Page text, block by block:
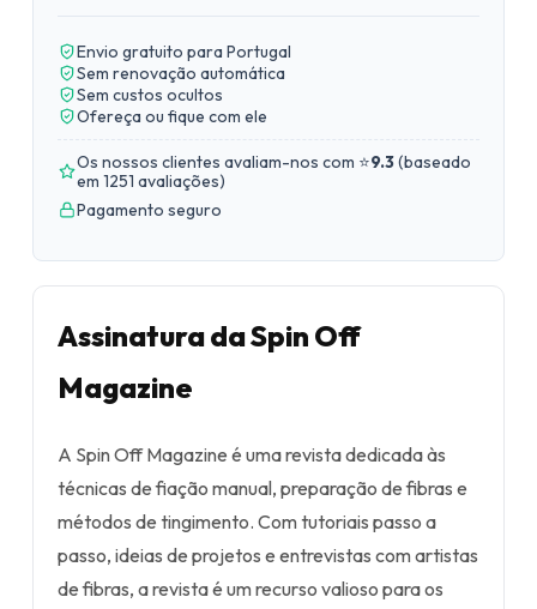
Envio gratuito para Portugal
Sem renovação automática
Sem custos ocultos
Ofereça ou fique com ele
Os nossos clientes avaliam-nos com ⭐9.3(baseado
em 1251 avaliações)
Pagamento seguro
Assinatura da Spin Off
Magazine
A Spin Off Magazine é uma revista dedicada às
técnicas de fiação manual, preparação de fibras e
métodos de tingimento. Com tutoriais passo a
passo, ideias de projetos e entrevistas com artistas
de fibras, a revista é um recurso valioso para os